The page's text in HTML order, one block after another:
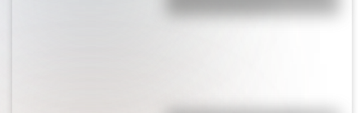
alta de Sudamérica?